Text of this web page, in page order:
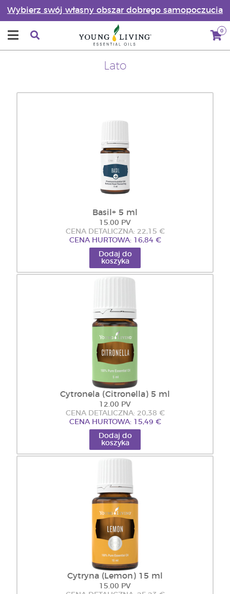
Wybierz swój własny obszar dobrego samopoczucia
0
Lato
Basil+ 5 ml
15.00 PV
CENA DETALICZNA: 22,15 €
CENA HURTOWA: 16,84 €
Dodaj do
koszyka
Cytronela (Citronella) 5 ml
12.00 PV
CENA DETALICZNA: 20,38 €
CENA HURTOWA: 15,49 €
Dodaj do
koszyka
Cytryna (Lemon) 15 ml
15.00 PV